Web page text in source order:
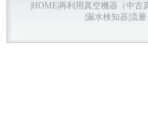
HOME再利用真空機器（中古
漏水検知器 流